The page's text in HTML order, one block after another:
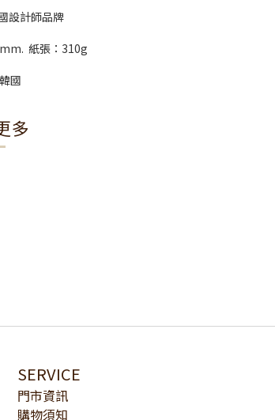
設計師品牌
紙張：310g
國
多
SERVICE
門市資訊
購物須知